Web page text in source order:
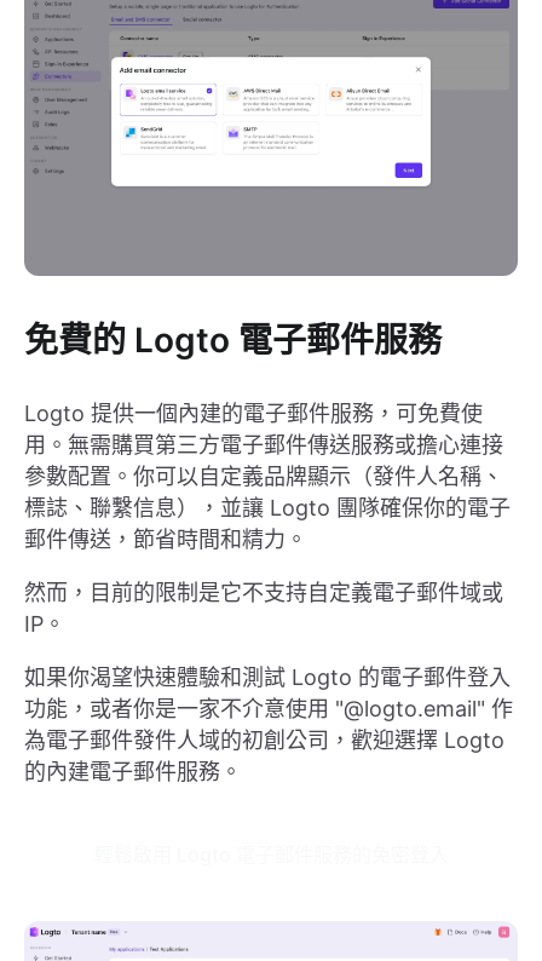
免費的 Logto 電子郵件服務
Logto 提供一個內建的電子郵件服務，可免費使
用。無需購買第三方電子郵件傳送服務或擔心連接
參數配置。你可以自定義品牌顯示（發件人名稱、
標誌、聯繫信息），並讓 Logto 團隊確保你的電子
郵件傳送，節省時間和精力。
然而，目前的限制是它不支持自定義電子郵件域或
IP。
如果你渴望快速體驗和測試 Logto 的電子郵件登入
功能，或者你是一家不介意使用 "@logto.email" 作
為電子郵件發件人域的初創公司，歡迎選擇 Logto
的內建電子郵件服務。